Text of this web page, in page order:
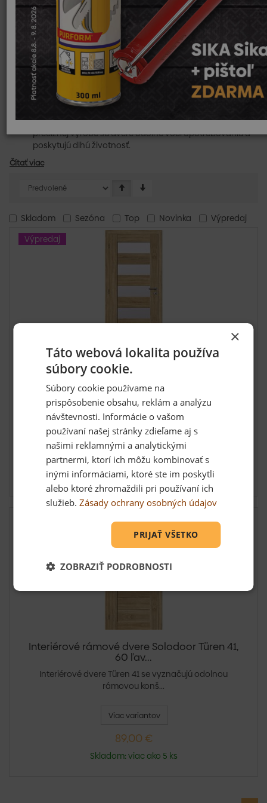
rámovou konštrukciou, ktorá zaručuje vysokú odolnosť a
stabilitu.
Elegantný Dizajn:Vďaka čistým líniám a modernému
vzhľadu sú tieto dvere univerzálne a hodia sa do
každého interiéru.
Široká Paleta Povrchových Úprav:
K dispozícii je viacero
možností povrchovej úpravy vrátane laminátov, fólií
alebo drevených dyhovaných povrchov, ktoré umožňujú
prispôsobiť dvere konkrétnym požiadavkám interiéru.
Odolnosť a Trvácnosť:Vďaka kvalitným materiálom a
precíznej výrobe sú dvere odolné voči opotrebovaniu a
poskytujú dlhú životnosť.
Čítať viac
Skladom Sezóna Top Novinka
Výpredaj
Výpredaj
Interiérové rámové dvere Solodoor Türen 40,
60 ľav...
Interiérové dvere Türen 40 se vyznačujú odolnou,
rámovou kon...
Viac variantov
89,00 €
Skladom: viac ako 5 ks
Interiérové rámové dvere Solodoor Türen 41,
60 ľav...
Interiérové dvere Türen 41 se vyznačujú odolnou
rámovou konš...
Viac variantov
89,00 €
Skladom: viac ako 5 ks
×
Táto webová lokalita používa
súbory cookie.
Súbory cookie používame na
prispôsobenie obsahu, reklám a analýzu
návštevnosti. Informácie o vašom
používaní našej stránky zdieľame aj s
našimi reklamnými a analytickými
partnermi, ktorí ich môžu kombinovať s
inými informáciami, ktoré ste im poskytli
alebo ktoré zhromaždili pri používaní ich
služieb.Zásady ochrany osobných údajov
PRIJAŤ VŠETKO
ZOBRAZIŤ PODROBNOSTI